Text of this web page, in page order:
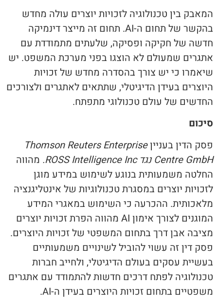
המאבק בין טכנולוגיה לזכויות יוצרים עולה מחדש
בהקשר של תחום ה-AI. תחום זה מייצר דינמיקה
חדשה של חקיקה ופסיקה, שלעתים מתמודדת עם
אתגרים שמעולם לא הוצגו בפני מערכת המשפט. יש
שיאמרו כי יש צורך בהסדרה מחדש של זכויות
היוצרים בעידן הדיגיטלי, שתתאים לאתגרים ולצורכים
החדשים של עולם טכנולוגי מתפתח.
סיכום
פסק הדין בענייןThomson Reuters Enterprise
Centre GmbH נגד ROSS Intelligence Inc.
מהווה
החלטה משמעותית בנוגע לשימוש במידע מוגן
לזכויות יוצרים במסגרת טכנולוגיות של אינטליגנציה
מלאכותית. ההכרעה כי השימוש במאגרי המידע
המוגנים לצורך אימון AI מהווה הפרת זכויות יוצרים
מציבה אבן דרך בתחום המשפטי של זכויות היוצרים.
פסק דין זה עשוי להוביל לשינויים משמעותיים
בעשיית עסקים בעולם הדיגיטלי, ולחייב חברות
טכנולוגיה לפתח דרכים חדשות להתמודד עם אתגרים
משפטיים בתחום זכויות היוצרים בעידן ה-AI.